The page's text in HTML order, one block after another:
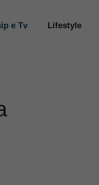
e Tv Lifestyle